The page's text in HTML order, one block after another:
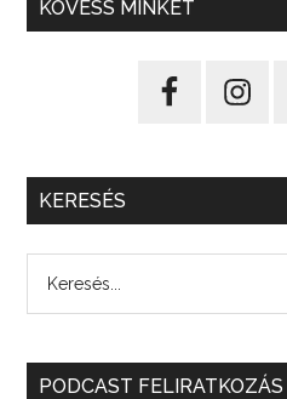
KÖVESS MINKET
KERESÉS
PODCAST FELIRATKOZÁS